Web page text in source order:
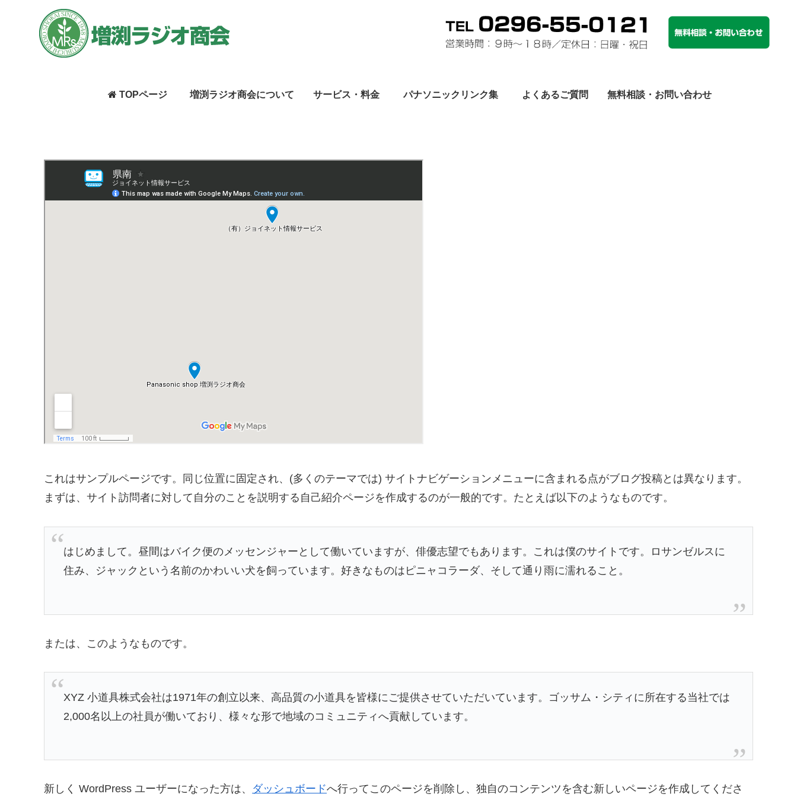
TOPページ 増渕ラジオ商会について サービス・料金 パナソニックリンク集 よくあるご質問 無料相談・お問い合わせ
これはサンプルページです。同じ位置に固定され、(多くのテーマでは) サイトナビゲーションメニューに含まれる点がブログ投稿とは異なります。
まずは、サイト訪問者に対して自分のことを説明する自己紹介ページを作成するのが一般的です。たとえば以下のようなものです。
はじめまして。昼間はバイク便のメッセンジャーとして働いていますが、俳優志望でもあります。これは僕のサイトです。ロサンゼルスに
住み、ジャックという名前のかわいい犬を飼っています。好きなものはピニャコラーダ、そして通り雨に濡れること。
または、このようなものです。
XYZ 小道具株式会社は1971年の創立以来、高品質の小道具を皆様にご提供させていただいています。ゴッサム・シティに所在する当社では
2,000名以上の社員が働いており、様々な形で地域のコミュニティへ貢献しています。
新しく WordPress ユーザーになった方は、 ダッシュボードへ行ってこのページを削除し、独自のコンテンツを含む新しいページを作成してくださ